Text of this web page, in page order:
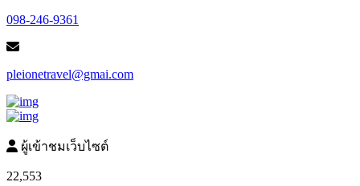
098-246-9361
pleionetravel@gmai.com
ผู้เข้าชมเว็บไซต์
22,553